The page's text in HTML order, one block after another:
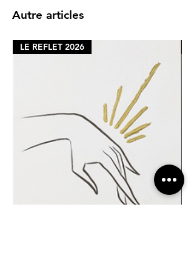
Autre articles
LE REFLET 2026